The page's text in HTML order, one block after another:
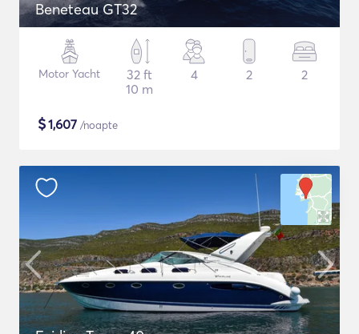
Beneteau GT32
Motor Yacht
32 ft
10 m
4 2 2
$1,607 /noapte